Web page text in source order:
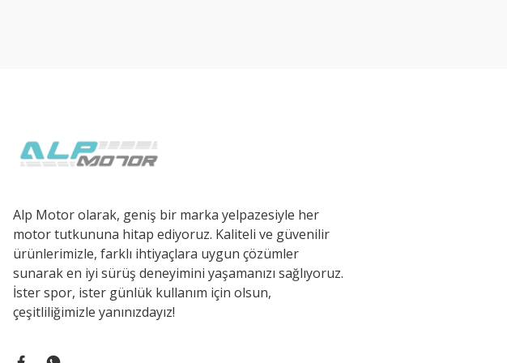
Alp Motor olarak, geniş bir marka yelpazesiyle her
motor tutkununa hitap ediyoruz. Kaliteli ve güvenilir
ürünlerimizle, farklı ihtiyaçlara uygun çözümler
sunarak en iyi sürüş deneyimini yaşamanızı sağlıyoruz.
İster spor, ister günlük kullanım için olsun,
çeşitliliğimizle yanınızdayız!